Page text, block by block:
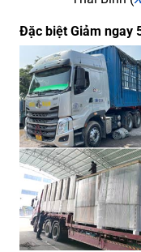
Đặc biệt Giảm ngay